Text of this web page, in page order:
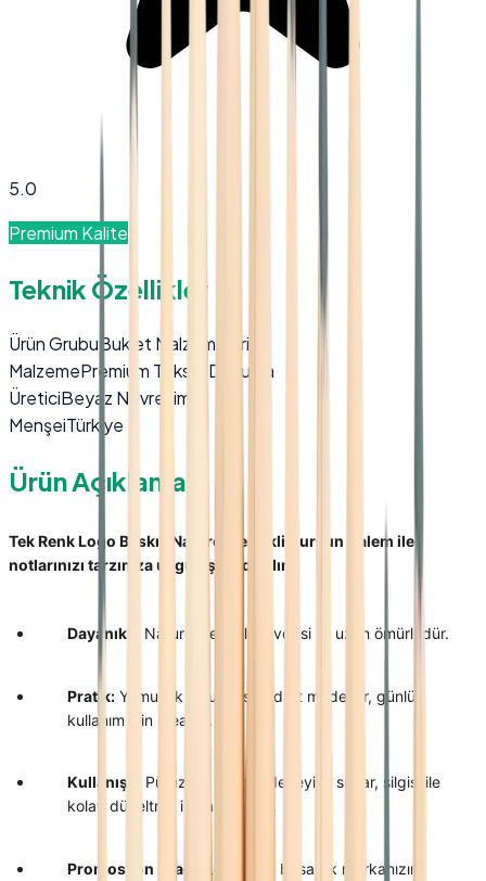
5.0
Premium Kalite
Teknik Özellikler
Ürün Grubu Buklet Malzemeleri
MalzemePremium Tekstil Dokuma
ÜreticiBeyaz Nevresim
MenşeiTürkiye
Ürün Açıklaması
Tek Renk Logo Baskılı Naturel Vernikli Kurşun Kalem ile
notlarınızı tarzınıza uygun şekilde alın!
Dayanıklı: Naturel vernikli gövdesi ile uzun ömürlüdür.
Pratik: Yumuşak uçlu ve standart modeldir, günlük
kullanım için idealdir.
Kullanışlı:
Pürüzsüz yazma deneyimi sunar, silgisi ile
kolay düzeltme imkanı sağlar.
Promosyon Aracı:
Logonuzu basarak markanızın